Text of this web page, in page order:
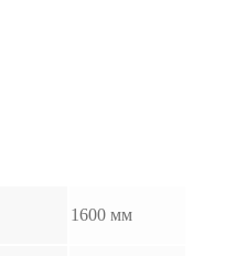
1600 мм